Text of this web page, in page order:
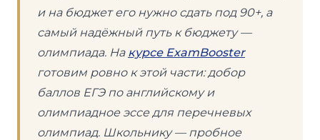
и на бюджет его нужно сдать под 90+, а
самый надёжный путь к бюджету —
олимпиада. На курсе ExamBooster
готовим ровно к этой части: добор
баллов ЕГЭ по английскому и
олимпиадное эссе для перечневых
олимпиад. Школьнику — пробное